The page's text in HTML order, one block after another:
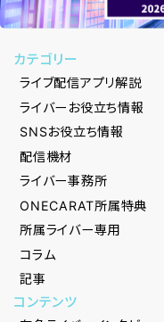
カテゴリー
ライブ配信アプリ解説
ライバーお役立ち情報
SNSお役立ち情報
配信機材
ライバー事務所
ONECARAT所属特典
所属ライバー専用
コラム
記事
コンテンツ